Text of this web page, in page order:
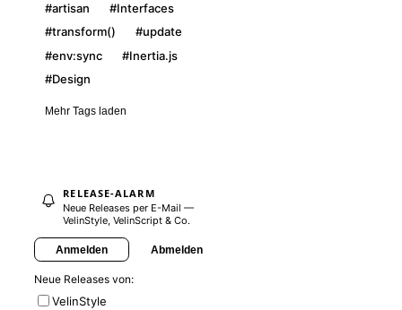
#artisan
#Interfaces
#transform()
#update
#env:sync
#Inertia.js
#Design
Mehr Tags laden
RELEASE-ALARM
Neue Releases per E-Mail —
VelinStyle, VelinScript & Co.
Anmelden Abmelden
Neue Releases von:
VelinStyle